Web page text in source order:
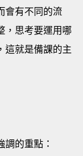
會有不同的流
，思考要運用哪
這就是備課的主
的重點：